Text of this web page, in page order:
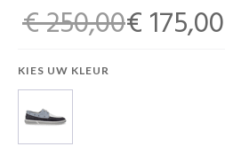
€ 250,00€ 175,00
KIES UW KLEUR